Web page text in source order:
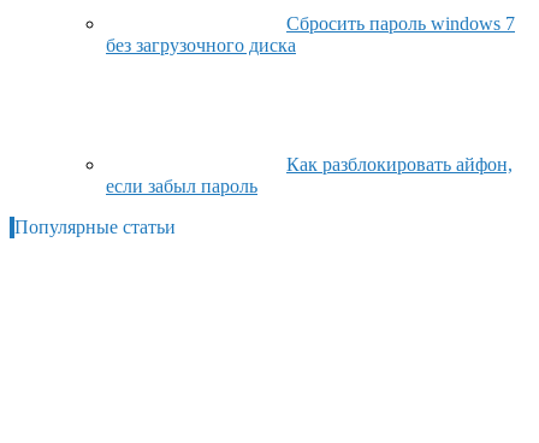
Сбросить пароль windows 7
без загрузочного диска
Как разблокировать айфон,
если забыл пароль
Популярные статьи